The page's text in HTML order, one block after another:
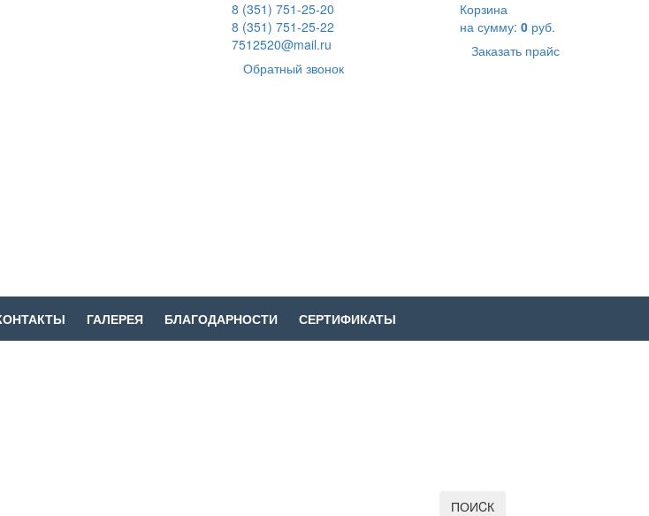
8 (351) 751-25-20
8 (351) 751-25-22
7512520@mail.ru
Обратный звонок
Корзина
на сумму: 0 руб.
Заказать прайс
ГАЛЕРЕЯ БЛАГОДАРНОСТИ СЕРТИФИКАТЫ
ПОИCК